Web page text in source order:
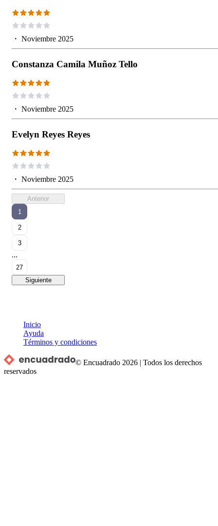
・ Noviembre 2025
Constanza Camila Muñoz Tello
・ Noviembre 2025
Evelyn Reyes Reyes
・ Noviembre 2025
Anterior
1
2
3
...
27
Siguiente
Inicio
Ayuda
Términos y condiciones
© Encuadrado 2026 |Todos los derechos
reservados